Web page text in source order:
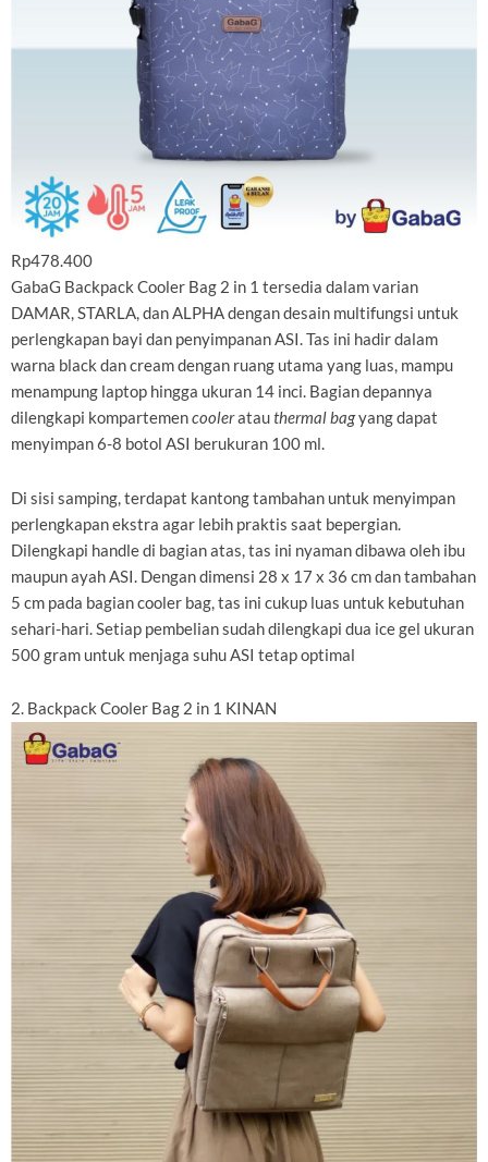
Rp478.400
GabaG Backpack Cooler Bag 2 in 1 tersedia dalam varian
DAMAR, STARLA, dan ALPHA dengan desain multifungsi untuk
perlengkapan bayi dan penyimpanan ASI. Tas ini hadir dalam
warna black dan cream dengan ruang utama yang luas, mampu
menampung laptop hingga ukuran 14 inci. Bagian depannya
dilengkapi kompartemencooleratauthermal bagyang dapat
menyimpan 6-8 botol ASI berukuran 100 ml.
Di sisi samping, terdapat kantong tambahan untuk menyimpan
perlengkapan ekstra agar lebih praktis saat bepergian.
Dilengkapi handle di bagian atas, tas ini nyaman dibawa oleh ibu
maupun ayah ASI. Dengan dimensi 28 x 17 x 36 cm dan tambahan
5 cm pada bagian cooler bag, tas ini cukup luas untuk kebutuhan
sehari-hari. Setiap pembelian sudah dilengkapi dua ice gel ukuran
500 gram untuk menjaga suhu ASI tetap optimal
2. Backpack Cooler Bag 2 in 1 KINAN